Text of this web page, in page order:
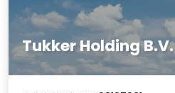
Tukker Holding B.V.